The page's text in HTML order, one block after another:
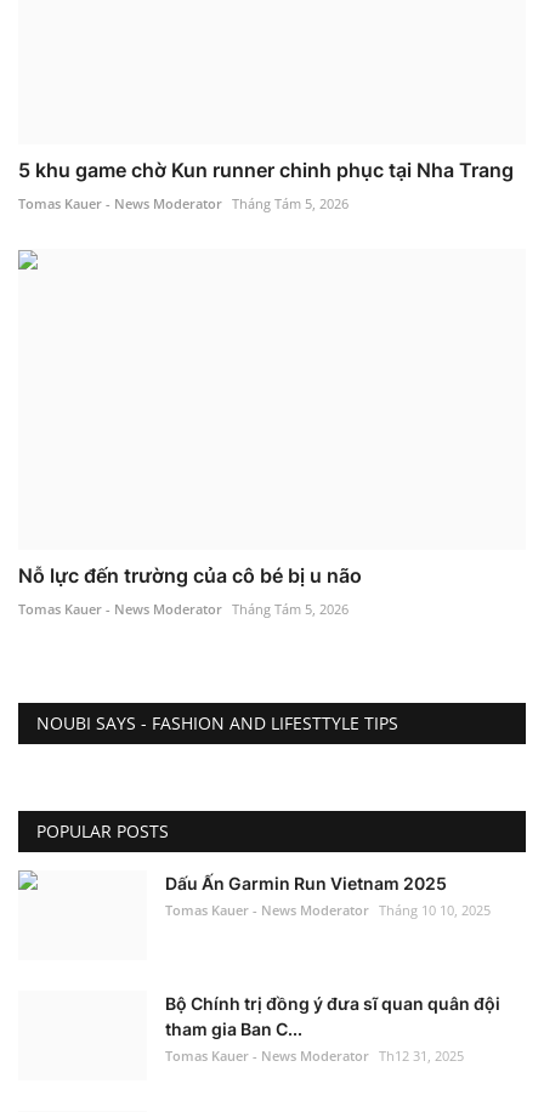
5 khu game chờ Kun runner chinh phục tại Nha Trang
Tomas Kauer - News Moderator Tháng Tám 5, 2026
Nỗ lực đến trường của cô bé bị u não
Tomas Kauer - News Moderator Tháng Tám 5, 2026
NOUBI SAYS - FASHION AND LIFESTTYLE TIPS
POPULAR POSTS
Dấu Ấn Garmin Run Vietnam 2025
Tomas Kauer - News Moderator Tháng 10 10, 2025
Bộ Chính trị đồng ý đưa sĩ quan quân đội
tham gia Ban C...
Tomas Kauer - News Moderator Th12 31, 2025